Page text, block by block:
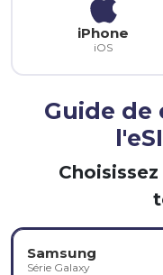
iPhone
iOS
Guide
Samsung
Série Galaxy